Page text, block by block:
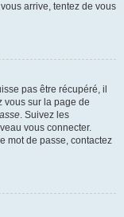
arrive, tentez de vous
pas être récupéré, il
vous sur la page de
. Suivez les
vous connecter.
mot de passe, contactez